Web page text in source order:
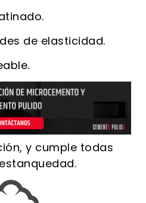
de elasticidad.
y cumple todas